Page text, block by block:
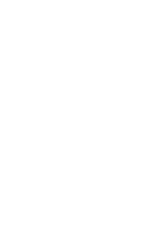
ンスなど、表とグ
やすく掲載、配当利